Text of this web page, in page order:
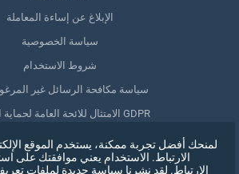
الإبلاغ عن إساءة المعاملة
سياسة الخصوصية
شروط الاستخدام
سياسة مكافحة الرسائل غير
الامتثال للائحة العامة لحماية البيانات GDPR
حذف بياناتي
سحب الموافقة
لمنحك أفضل تجربة ممكنة، يستخدم الموقع
الارتباط. الاستخدام يعني موافقتك على
الارتباط. لقد نشرنا سياسة جديدة لملفات